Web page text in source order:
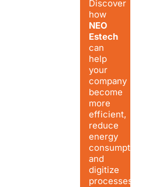
Discover
how
NEO
Estech
can
help
your
company
become
more
efficient,
reduce
energy
and
digitize
processes.